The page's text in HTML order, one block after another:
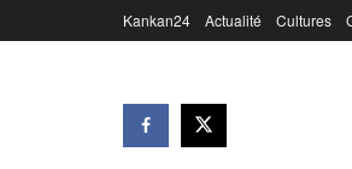
Kankan24 Actualité Cultures